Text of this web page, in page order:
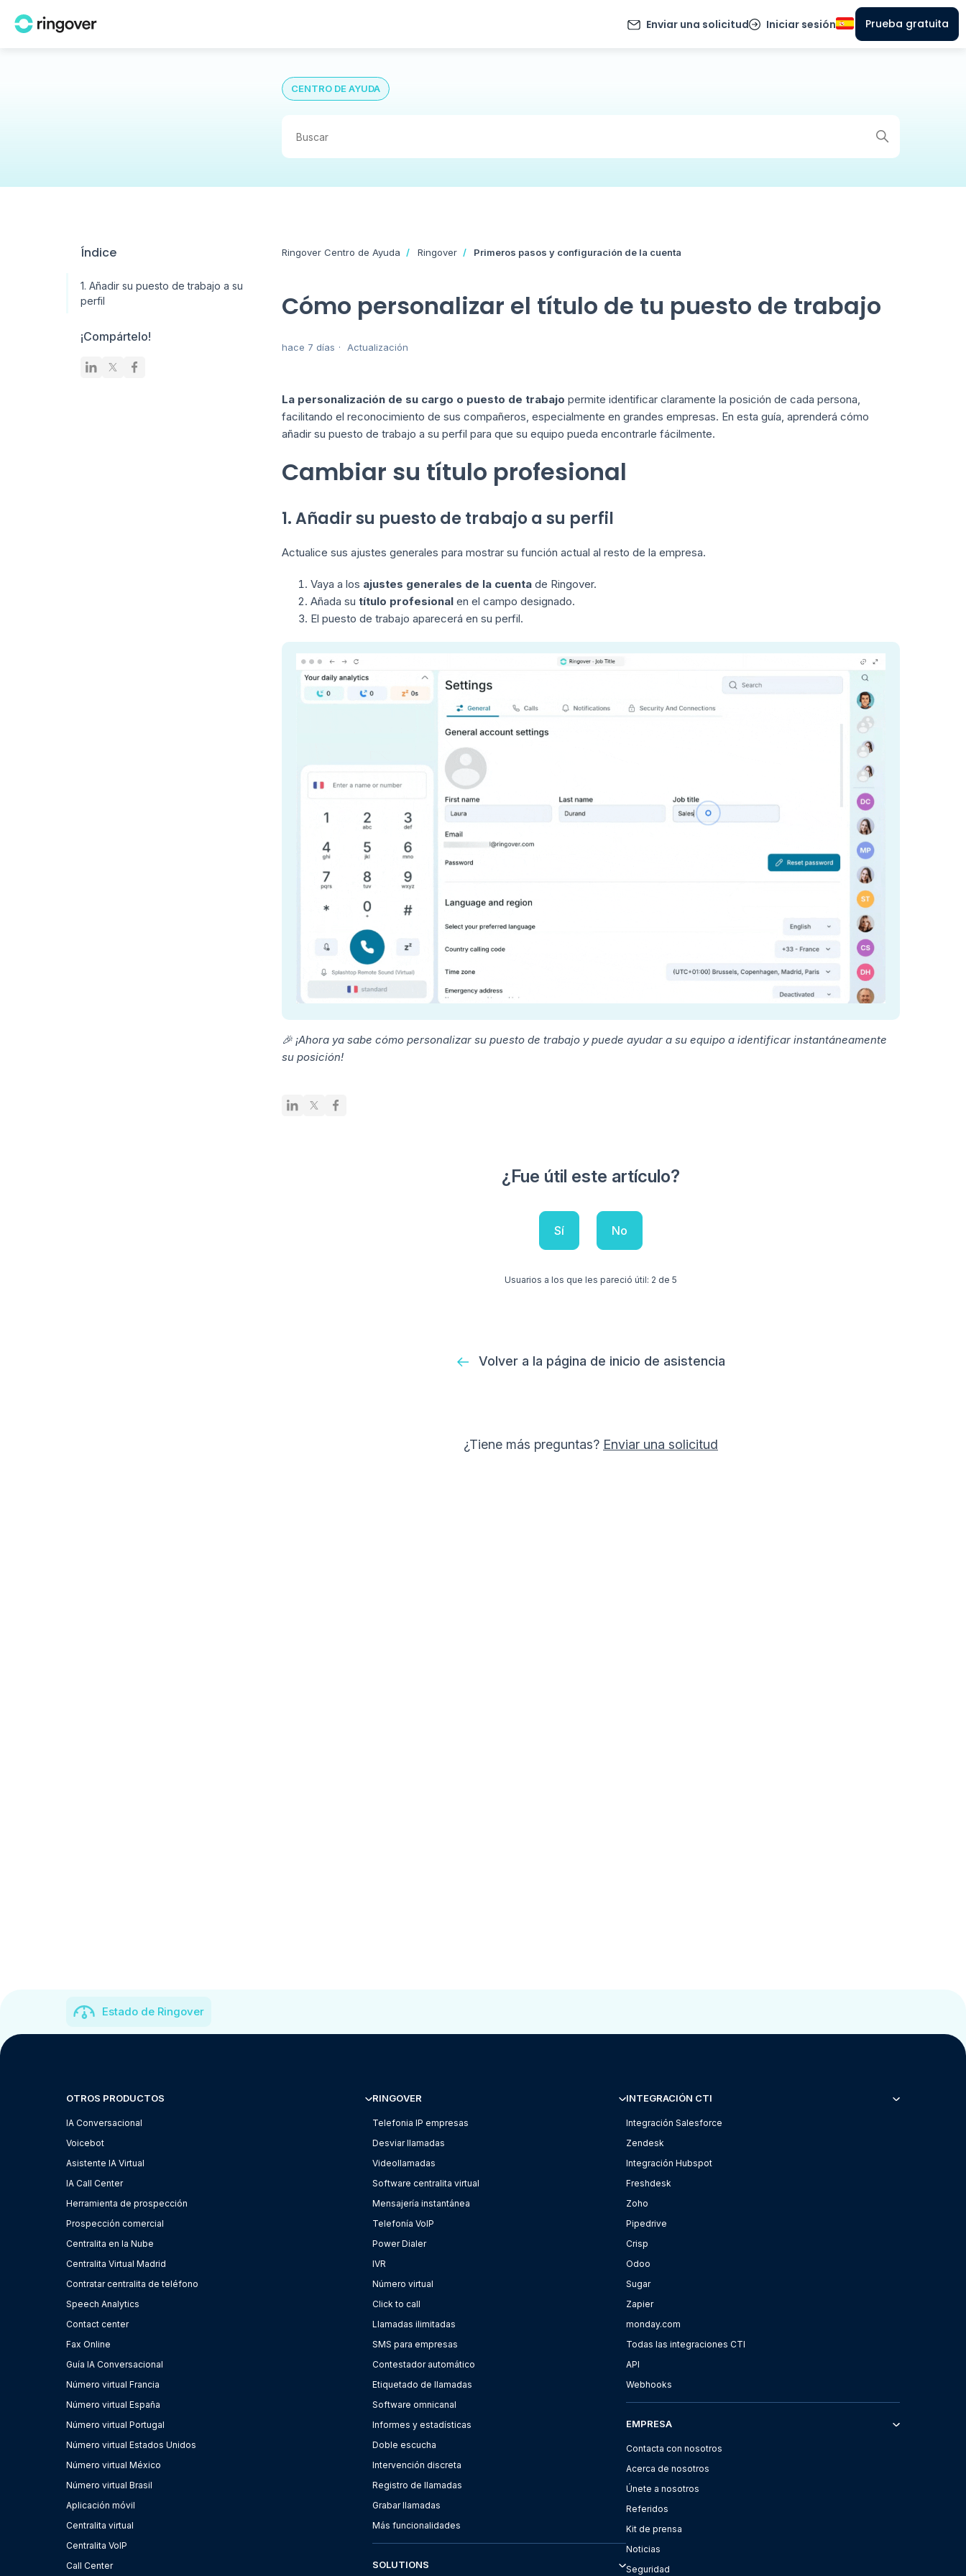
Enviar una solicitud Iniciar sesión Prueba gratuita
CENTRO DE AYUDA
Índice
1. Añadir su puesto de trabajo a su
perfil
¡Compártelo!
Ringover Centro de Ayuda Ringover Primeros pasos y configuración de la cuenta
Cómo personalizar el título de tu puesto de trabajo
hace 7 días Actualización
La personalización de su cargo o puesto de trabajo permite identificar claramente la posición de cada persona,
facilitando el reconocimiento de sus compañeros, especialmente en grandes empresas. En esta guía, aprenderá cómo
añadir su puesto de trabajo a su perfil para que su equipo pueda encontrarle fácilmente.
Cambiar su título profesional
1. Añadir su puesto de trabajo a su perfil
Actualice sus ajustes generales para mostrar su función actual al resto de la empresa.
Vaya a los ajustes generales de la cuenta de Ringover.
Añada su título profesional en el campo designado.
El puesto de trabajo aparecerá en su perfil.
🎉 ¡Ahora ya sabe cómo personalizar su puesto de trabajo y puede ayudar a su equipo a identificar instantáneamente
su posición!
¿Fue útil este artículo?
Sí No
Usuarios a los que les pareció útil: 2 de 5
Volver a la página de inicio de asistencia
¿Tiene más preguntas? Enviar una solicitud
Estado de Ringover
OTROS PRODUCTOS
IA Conversacional
Voicebot
Asistente IA Virtual
IA Call Center
Herramienta de prospección
Prospección comercial
Centralita en la Nube
Centralita Virtual Madrid
Contratar centralita de teléfono
Speech Analytics
Contact center
Fax Online
Guía IA Conversacional
Número virtual Francia
Número virtual España
Número virtual Portugal
Número virtual Estados Unidos
Número virtual México
Número virtual Brasil
Aplicación móvil
Centralita virtual
Centralita VoIP
Call Center
RINGOVER
Telefonia IP empresas
Desviar llamadas
Videollamadas
Software centralita virtual
Mensajería instantánea
Telefonía VoIP
Power Dialer
IVR
Número virtual
Click to call
Llamadas ilimitadas
SMS para empresas
Contestador automático
Etiquetado de llamadas
Software omnicanal
Informes y estadísticas
Doble escucha
Intervención discreta
Registro de llamadas
Grabar llamadas
Más funcionalidades
SOLUTIONS
INTEGRACIÓN CTI
Integración Salesforce
Zendesk
Integración Hubspot
Freshdesk
Zoho
Pipedrive
Crisp
Odoo
Sugar
Zapier
monday.com
Todas las integraciones CTI
API
Webhooks
EMPRESA
Contacta con nosotros
Acerca de nosotros
Únete a nosotros
Referidos
Kit de prensa
Noticias
Seguridad